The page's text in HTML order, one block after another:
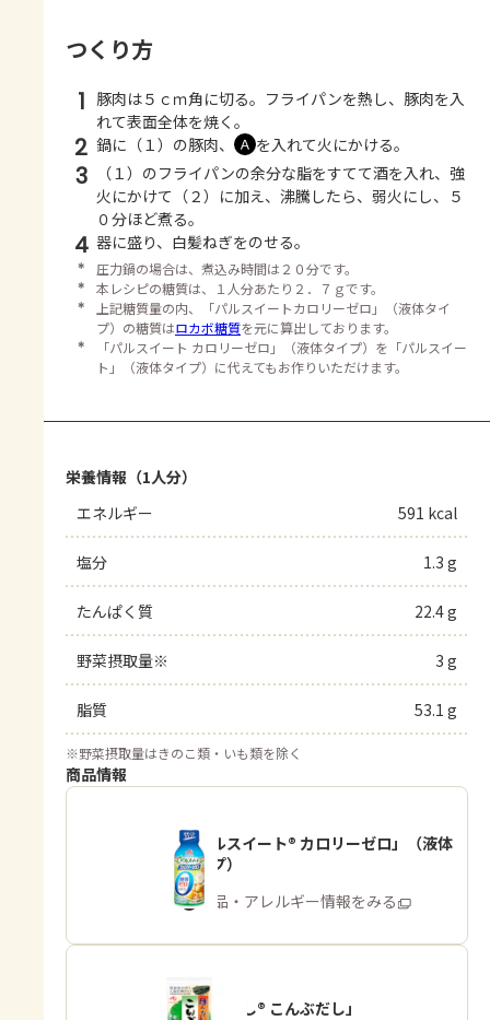
つくり方
1 豚肉は５ｃｍ角に切る。フライパンを熱し、豚肉を入
れて表面全体を焼く。
2 鍋に（１）の豚肉、 Ａ を入れて火にかける。
3
（１）のフライパンの余分な脂をすてて酒を入れ、強
火にかけて（２）に加え、沸騰したら、弱火にし、５
０分ほど煮る。
4 器に盛り、白髪ねぎをのせる。
＊
圧力鍋の場合は、煮込み時間は２０分です。
＊
本レシピの糖質は、１人分あたり２．７ｇです。
＊
上記糖質量の内、「パルスイートカロリーゼロ」（液体タイ
プ）の糖質はロカボ糖質を元に算出しております。
＊
「パルスイート カロリーゼロ」（液体タイプ）を「パルスイー
ト」（液体タイプ）に代えてもお作りいただけます。
栄養情報（1人分）
エネルギー
591 kcal
塩分 1.3 g
たんぱく質 22.4 g
野菜摂取量※ 3 g
脂質 53.1 g
※野菜摂取量はきのこ類・いも類を除く
商品情報
「パルスイート® カロリーゼロ」（液体
タイプ）
商品・アレルギー情報をみる
「ほんだし® こんぶだし」